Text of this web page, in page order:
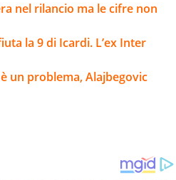
nel rilancio ma le cifre non
la 9 di Icardi. L’ex Inter
un problema, Alajbegovic